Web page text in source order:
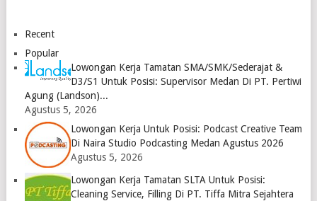
2023
Recent
Popular
Lowongan Kerja Tamatan SMA/SMK/Sederajat &
D3/S1 Untuk Posisi: Supervisor Medan Di PT. Pertiwi
Agung (Landson)...
Agustus 5, 2026
Lowongan Kerja Untuk Posisi: Podcast Creative Team
Di Naira Studio Podcasting Medan Agustus 2026
Agustus 5, 2026
Lowongan Kerja Tamatan SLTA Untuk Posisi:
Cleaning Service, Filling Di PT. Tiffa Mitra Sejahtera